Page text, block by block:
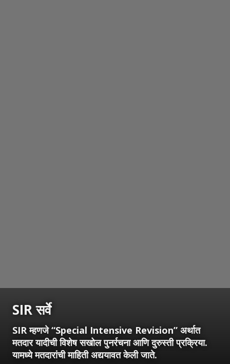
SIR सर्वे
SIR म्हणजे “Special Intensive Revision” अर्थात
मतदार यादीची विशेष सखोल पुनर्रचना आणि दुरुस्ती प्रक्रिया.
यामध्ये मतदारांची माहिती अद्ययावत केली जाते.